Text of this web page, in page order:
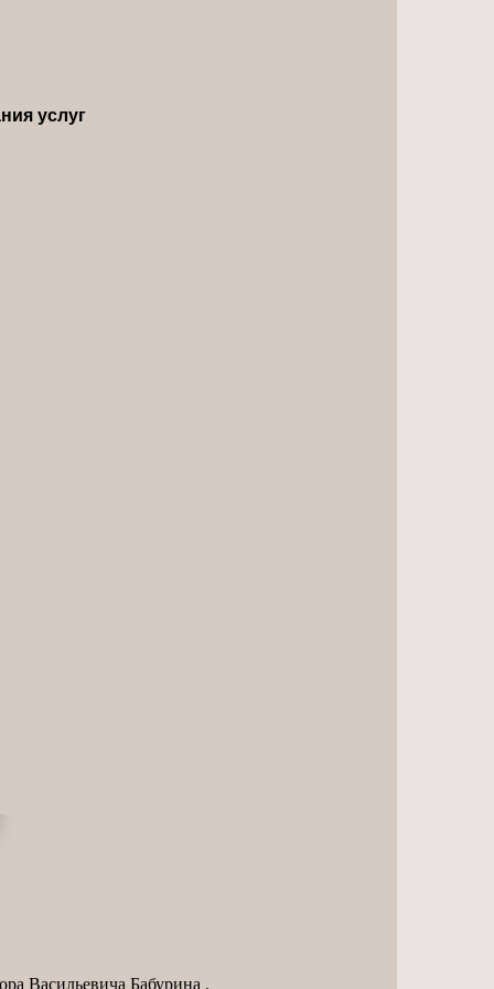
услуг
Васильевича Бабурина .